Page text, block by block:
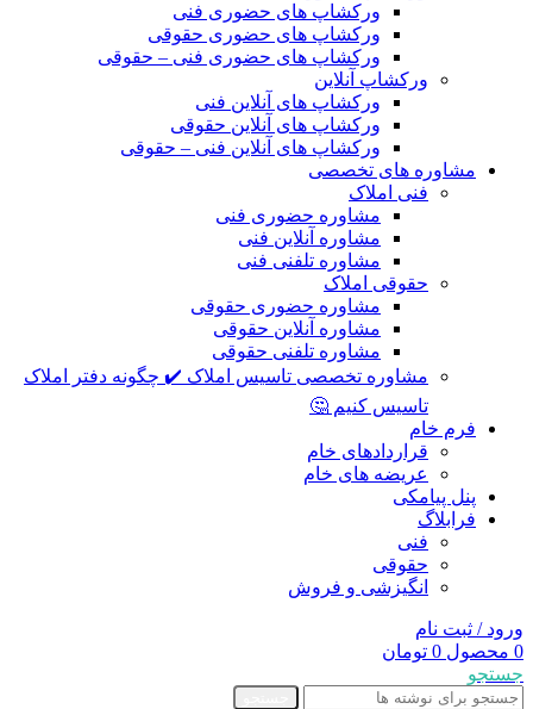
ورکشاپ های حضوری فنی
ورکشاپ های حضوری حقوقی
ورکشاپ های حضوری فنی – حقوقی
ورکشاپ آنلاین
ورکشاپ های آنلاین فنی
ورکشاپ های آنلاین حقوقی
ورکشاپ های آنلاین فنی – حقوقی
مشاوره های تخصصی
فنی املاک
مشاوره حضوری فنی
مشاوره آنلاین فنی
مشاوره تلفنی فنی
حقوقی املاک
مشاوره حضوری حقوقی
مشاوره آنلاین حقوقی
مشاوره تلفنی حقوقی
مشاوره تخصصی تاسیس املاک ✔️ چگونه دفتر املاک
تاسیس کنیم 🤔
فرم خام
قراردادهای خام
عریضه های خام
پنل پیامکی
فرابلاگ
فنی
حقوقی
انگیزشی و فروش
ورود / ثبت نام
0 محصول 0 تومان
جستجو